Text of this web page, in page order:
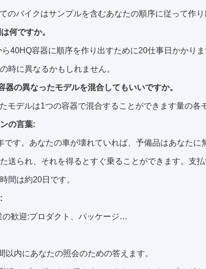
のバイクはサンプルを含むあなたの順序に従って作り
何ですか。
40HQ容器に順序を作り出すために20仕事日かかり
時に異なるかもしれません。
器の異なったモデルを混合してもいいですか。
モデルは1つの容器で混合することができます量の各
の言葉:
です。あなたの車が壊れていれば、予備品はあなた
送られ、それを得るとすぐ乗ることができます。支
間は約20日です。
の歓迎:プロダクト、パッケージ…
以内にあなたの照会のための答えます。